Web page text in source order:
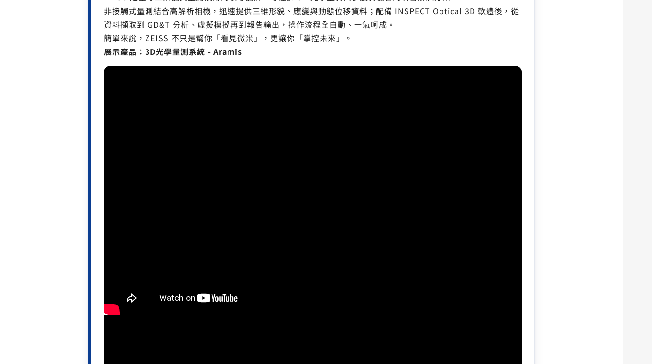
非接觸式量測結合高解析相機，迅速提供三維形貌、應變與動態位移資料；配備 INSPECT Optical 3D 軟體後，從
資料擷取到 GD&T 分析、虛擬模擬再到報告輸出，操作流程全自動、一氣呵成。
簡單來說，ZEISS 不只是幫你「看見微米」，更讓你「掌控未來」。
展示產品：3D光學量測系統 - Aramis